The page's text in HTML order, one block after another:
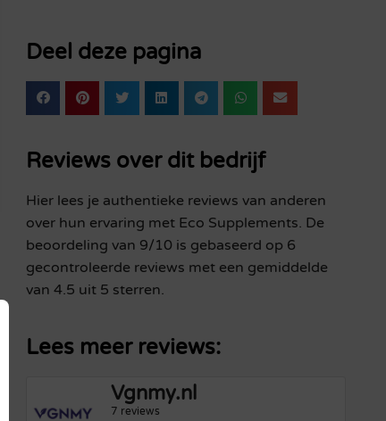
Deel deze pagina
Reviews over dit bedrijf
Hier lees je authentieke reviews van anderen
over hun ervaring met Eco Supplements. De
beoordeling van 9/10 is gebaseerd op 6
gecontroleerde reviews met een gemiddelde
van 4.5 uit 5 sterren.
Lees meer reviews:
Vgnmy.nl
7 reviews